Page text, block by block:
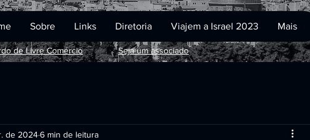
Sobre Links Diretoria Viajem a Israel 2023 Mais
de Livre Comércio Seja um associado
de 20246 min de leitura